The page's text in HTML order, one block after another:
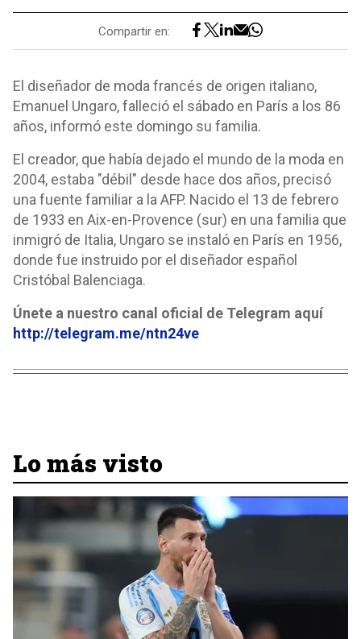
Compartir en:
El diseñador de moda francés de origen italiano,
Emanuel Ungaro, falleció el sábado en París a los 86
años, informó este domingo su familia.
El creador, que había dejado el mundo de la moda en
2004, estaba "débil" desde hace dos años, precisó
una fuente familiar a la AFP. Nacido el 13 de febrero
de 1933 en Aix-en-Provence (sur) en una familia que
inmigró de Italia, Ungaro se instaló en París en 1956,
donde fue instruido por el diseñador español
Cristóbal Balenciaga.
Únete a nuestro canal oficial de Telegram aquí
http://telegram.me/ntn24ve
Lo más visto